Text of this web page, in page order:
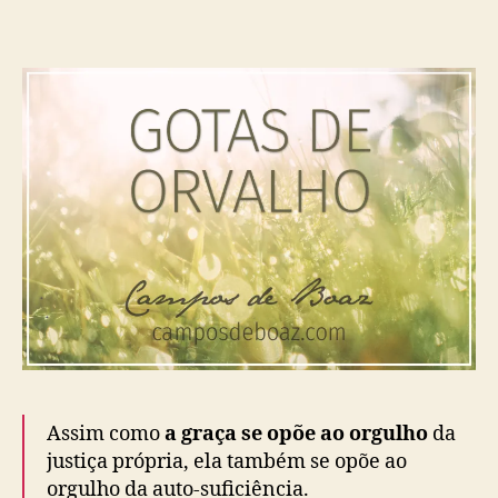
Assim comoa graça se opõe ao orgulho da
justiça própria, ela também se opõe ao
orgulho da auto-suficiência.